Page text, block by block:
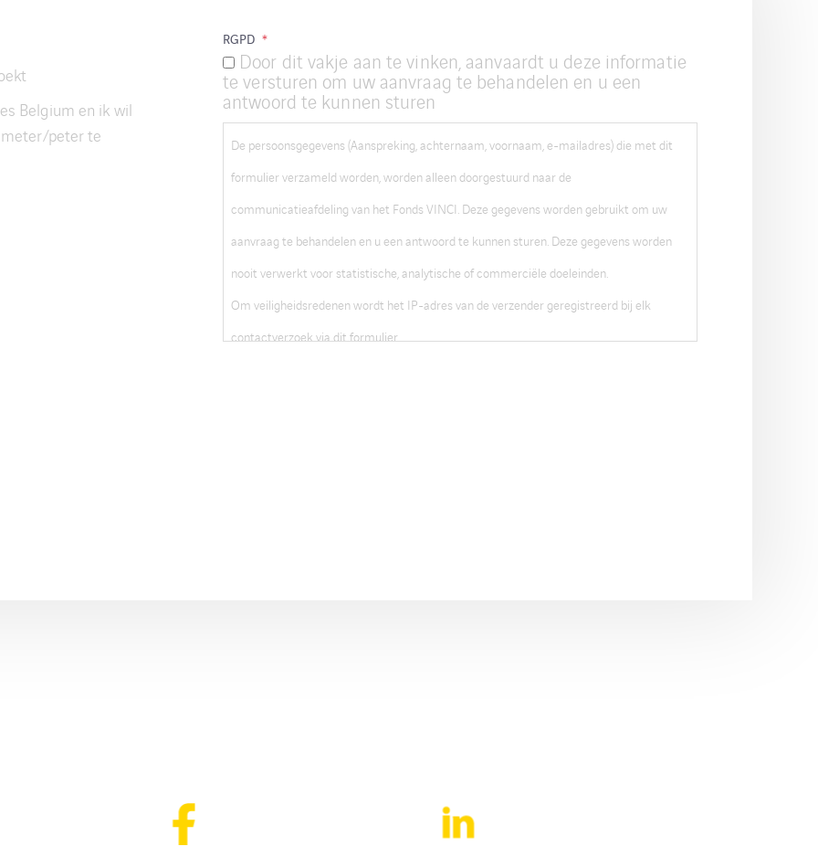
Belgium en ik wil
peter te
RGPD *
Door dit vakje aan te vinken, aanvaardt u deze informatie
te versturen om uw aanvraag te behandelen en u een
antwoord te kunnen sturen
De persoonsgegevens (Aanspreking, achternaam, voornaam, e-mailadres) die met dit
formulier verzameld worden, worden alleen doorgestuurd naar de
communicatieafdeling van het Fonds VINCI. Deze gegevens worden gebruikt om uw
aanvraag te behandelen en u een antwoord te kunnen sturen. Deze gegevens worden
nooit verwerkt voor statistische, analytische of commerciële doeleinden.
Om veiligheidsredenen wordt het IP-adres van de verzender geregistreerd bij elk
contactverzoek via dit formulier.